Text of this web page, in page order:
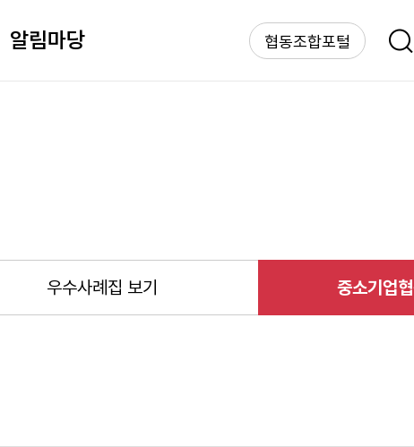
알림마당 협동조합포털
우수사례집 보기 중소기업